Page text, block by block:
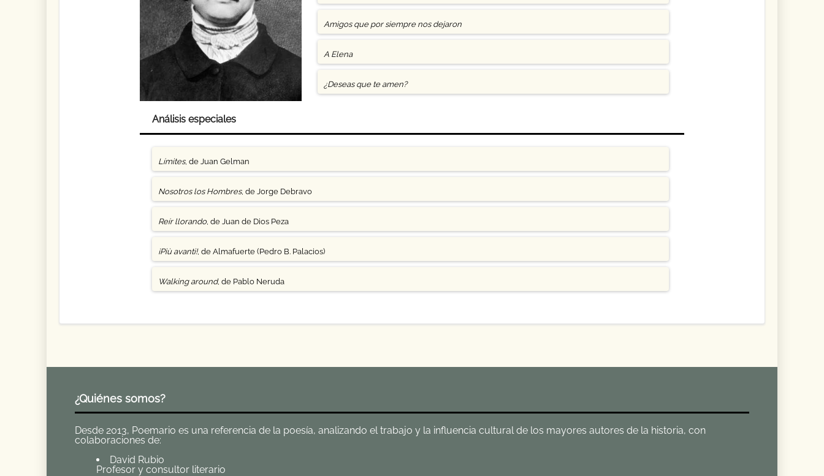
Amigos que por siempre nos dejaron
A Elena
¿Deseas que te amen?
Análisis especiales
Límites, de Juan Gelman
Nosotros los Hombres, de Jorge Debravo
Reír llorando, de Juan de Dios Peza
¡Più avanti!, de Almafuerte (Pedro B. Palacios)
Walking around, de Pablo Neruda
¿Quiénes somos?
Desde 2013, Poemario es una referencia de la poesía, analizando el trabajo y la influencia cultural de los mayores autores de la historia, con
colaboraciones de:
David Rubio
Profesor y consultor literario